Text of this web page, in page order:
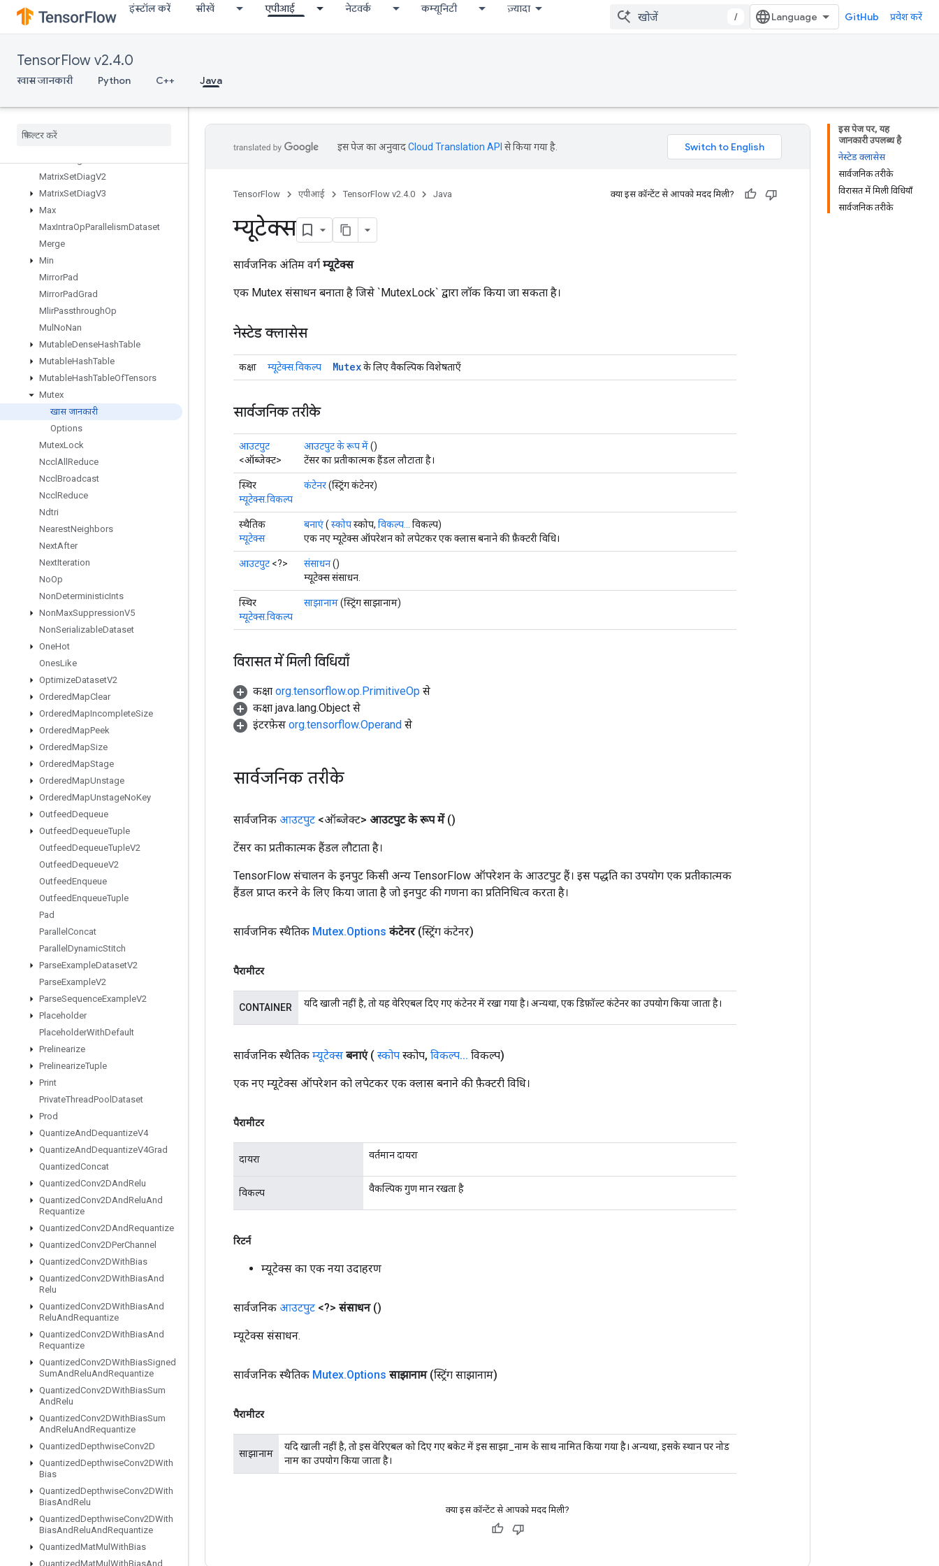
इंस्टॉल करें सीखें एपीआई नेटवर्क कम्यूनिटी ज़्यादा
/ GitHub प्रवेश करें
TensorFlow v2.4.0
खास जानकारी Python C++ Java
MapIncompleteSize
MapPeek
MapStage
MapUnstage
MatrixDiagPartV2
MatrixSetDiagV2
MatrixSetDiagV3
Max
MaxIntraOpParallelismDataset
Merge
Min
MirrorPad
MirrorPadGrad
MlirPassthroughOp
Mul NoNan
MutableDenseHashTable
MutableHashTable
MutableHashTableOfTensors
Mutex
खास जानकारी
Options
MutexLock
Nccl All Reduce
Nccl Broadcast
Nccl Reduce
Ndtri
NearestNeighbors
NextAfter
NextIteration
NoOp
NonDeterministicInts
NonMaxSuppressionV5
NonSerializableDataset
OneHot
OnesLike
OptimizeDatasetV2
OrderedMapClear
OrderedMapIncompleteSize
OrderedMapPeek
OrderedMapSize
OrderedMapStage
OrderedMapUnstage
OrderedMapUnstageNoKey
OutfeedDequeue
OutfeedDequeueTuple
OutfeedDequeueTupleV2
OutfeedDequeueV2
OutfeedEnqueue
OutfeedEnqueueTuple
Pad
Parallel Concat
Parallel DynamicStitch
ParseExampleDatasetV2
ParseExampleV2
ParseSequenceExampleV2
Placeholder
PlaceholderWithDefault
Prelinearize
PrelinearizeTuple
Print
PrivateThreadPool Dataset
Prod
QuantizeAndDequantizeV4
QuantizeAndDequantizeV4Grad
QuantizedConcat
QuantizedConv2DAndRelu
QuantizedConv2DAndReluAnd
Requantize
QuantizedConv2DAndRequantize
QuantizedConv2DPerChannel
QuantizedConv2DWithBias
QuantizedConv2DWithBiasAnd
Relu
QuantizedConv2DWithBiasAnd
ReluAndRequantize
QuantizedConv2DWithBiasAnd
Requantize
QuantizedConv2DWithBiasSigned
SumAndReluAndRequantize
QuantizedConv2DWithBiasSum
AndRelu
QuantizedConv2DWithBiasSum
AndReluAndRequantize
QuantizedDepthwiseConv2D
QuantizedDepthwiseConv2DWith
Bias
QuantizedDepthwiseConv2DWith
BiasAndRelu
QuantizedDepthwiseConv2DWith
BiasAndReluAndRequantize
QuantizedMatMul WithBias
QuantizedMatMul WithBiasAnd
इस पेज पर, यह
जानकारी उपलब्ध है
नेस्टेड क्लासेस
सार्वजनिक तरीके
विरासत में मिली विधियाँ
सार्वजनिक तरीके
इस पेज का अनुवादCloud Translation API से किया गया है.
TensorFlow एपीआई TensorFlow v2.4.0 Java क्या इस कॉन्टेंट से आपको मदद मिली?
म्यूटेक्स
सार्वजनिक अंतिम वर्ग म्यूटेक्स
एक Mutex संसाधन बनाता है जिसे `MutexLock` द्वारा लॉक किया जा सकता है।
नेस्टेड क्लासेस
कक्षा म्यूटेक्स.विकल्प Mutexके लिए वैकल्पिक विशेषताएँ
सार्वजनिक तरीके
आउटपुट
<ऑब्जेक्ट>
आउटपुट के रूप में()
टेंसर का प्रतीकात्मक हैंडल लौटाता है।
स्थिर
म्यूटेक्स.विकल्प
कंटेनर(स्ट्रिंग कंटेनर)
स्थैतिक
म्यूटेक्स
बनाएं( स्कोपस्कोप, विकल्प...
विकल्प)
एक नए म्यूटेक्स ऑपरेशन को लपेटकर एक क्लास बनाने की फ़ैक्टरी विधि।
आउटपुट <?> संसाधन()
म्यूटेक्स संसाधन.
स्थिर
म्यूटेक्स.विकल्प
साझानाम(स्ट्रिंग साझानाम)
विरासत में मिली विधियाँ
कक्षा org.tensorflow.op.PrimitiveOp से
कक्षा java.lang.Object से
इंटरफ़ेस org.tensorflow.Operand से
सार्वजनिक तरीके
सार्वजनिक आउटपुट <ऑब्जेक्ट> आउटपुट के रूप में ()
टेंसर का प्रतीकात्मक हैंडल लौटाता है।
TensorFlow संचालन के इनपुट किसी अन्य TensorFlow ऑपरेशन के आउटपुट हैं। इस पद्धति का उपयोग एक प्रतीकात्मक
हैंडल प्राप्त करने के लिए किया जाता है जो इनपुट की गणना का प्रतिनिधित्व करता है।
सार्वजनिक स्थैतिक Mutex.Options कंटेनर (स्ट्रिंग कंटेनर)
पैरामीटर
CONTAINER यदि खाली नहीं है, तो यह वेरिएबल दिए गए कंटेनर में रखा गया है। अन्यथा, एक डिफ़ॉल्ट कंटेनर का उपयोग किया जाता है।
सार्वजनिक स्थैतिक म्यूटेक्स बनाएं ( स्कोप स्कोप, विकल्प... विकल्प)
एक नए म्यूटेक्स ऑपरेशन को लपेटकर एक क्लास बनाने की फ़ैक्टरी विधि।
पैरामीटर
दायरा वर्तमान दायरा
विकल्प वैकल्पिक गुण मान रखता है
रिटर्न
म्यूटेक्स का एक नया उदाहरण
सार्वजनिक आउटपुट <?> संसाधन ()
म्यूटेक्स संसाधन.
सार्वजनिक स्थैतिक Mutex.Options साझानाम (स्ट्रिंग साझानाम)
पैरामीटर
साझानाम
यदि खाली नहीं है, तो इस वेरिएबल को दिए गए बकेट में इस साझा_नाम के साथ नामित किया गया है। अन्यथा, इसके स्थान पर नोड
नाम का उपयोग किया जाता है।
क्या इस कॉन्टेंट से आपको मदद मिली?